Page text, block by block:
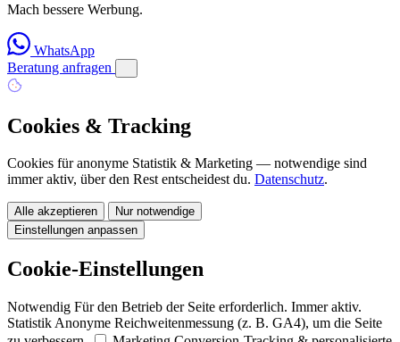
Mach bessere Werbung.
WhatsApp
Beratung anfragen
Cookies & Tracking
Cookies für anonyme Statistik & Marketing — notwendige sind
immer aktiv, über den Rest entscheidest du. Datenschutz.
Alle akzeptieren
Nur notwendige
Einstellungen anpassen
Cookie-Einstellungen
Notwendig Für den Betrieb der Seite erforderlich. Immer aktiv.
Statistik Anonyme Reichweitenmessung (z. B. GA4), um die Seite